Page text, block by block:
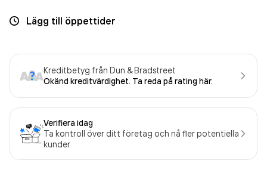
Lägg till öppettider
Kreditbetyg från Dun & Bradstreet
Okänd kreditvärdighet. Ta reda på rating här.
Verifiera idag
Ta kontroll över ditt företag och nå fler potentiella
kunder